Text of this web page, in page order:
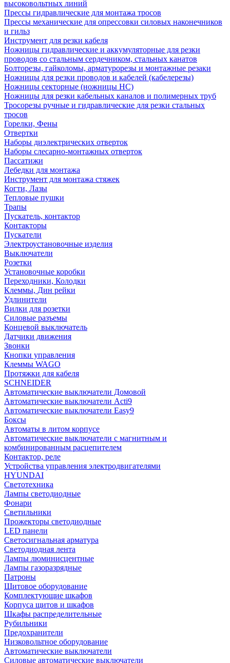
высоковольтных линий
Прессы гидравлические для монтажа тросов
Прессы механические для опрессовки силовых наконечников
и гильз
Инструмент для резки кабеля
Ножницы гидравлические и аккумуляторные для резки
проводов со стальным сердечником, стальных канатов
Болторезы, гайколомы, арматурорезы и монтажные резаки
Ножницы для резки проводов и кабелей (кабелерезы)
Ножницы секторные (ножницы НС)
Ножницы для резки кабельных каналов и полимерных труб
Тросорезы ручные и гидравлические для резки стальных
тросов
Горелки, Фены
Отвертки
Наборы диэлектрических отверток
Наборы слесарно-монтажных отверток
Пассатижи
Лебедки для монтажа
Инструмент для монтажа стяжек
Когти, Лазы
Тепловые пушки
Трапы
Пускатель, контактор
Контакторы
Пускатели
Электроустановочные изделия
Выключатели
Розетки
Установочные коробки
Переходники, Колодки
Клеммы, Дин рейки
Удлинители
Вилки для розетки
Силовые разъемы
Концевой выключатель
Датчики движения
Звонки
Кнопки управления
Клеммы WAGO
Протяжки для кабеля
SCHNEIDER
Автоматические выключатели Домовой
Автоматические выключатели Acti9
Автоматические выключатели Easy9
Боксы
Автоматы в литом корпусе
Автоматические выключатели с магнитным и
комбинированным расцепителем
Контактор, реле
Устройства управления электродвигателями
HYUNDAI
Светотехника
Лампы светодиодные
Фонари
Светильники
Прожекторы светодиодные
LED панели
Светосигнальная арматура
Светодиодная лента
Лампы люминисцентные
Лампы газоразрядные
Патроны
Щитовое оборудование
Комплектующие шкафов
Корпуса щитов и шкафов
Шкафы распределительные
Рубильники
Предохранители
Низковольтное оборудование
Автоматические выключатели
Силовые автоматические выключатели